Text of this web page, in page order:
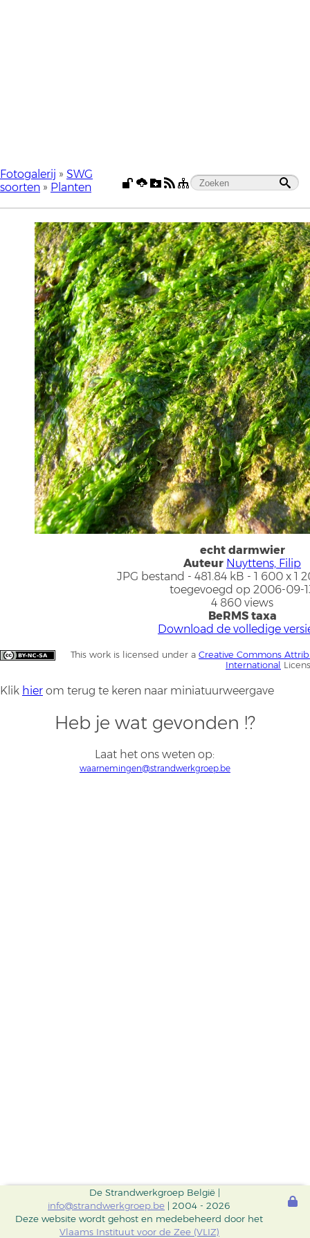
Fotogalerij » SWG
soorten » Planten
echt darmwier
Auteur Nuyttens, Filip
JPG bestand - 481.84 kB - 1 600 x 1
toegevoegd op 2006-09-
4 860 views
BeRMS taxa
Download de volledige
This work is licensed under a Creative Commons
International
Klik hier om terug te keren naar miniatuurweergave
Heb je wat gevonden !?
Laat het ons weten op:
waarnemingen@strandwerkgroep.be
De Strandwerkgroep België |
info@strandwerkgroep.be | 2004 - 2026
Deze website wordt gehost en medebeheerd door het
Vlaams Instituut voor de Zee (VLIZ)